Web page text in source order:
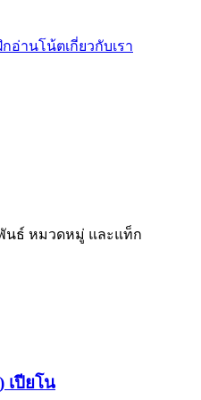
กอ่านโน้ตเกี่ยวกับเรา
นธ์ หมวดหมู่ และแท็ก
เปียโน